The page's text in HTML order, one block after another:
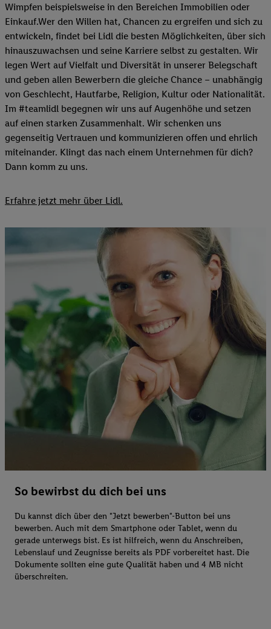
Wimpfen beispielsweise in den Bereichen Immobilien oder
Einkauf.Wer den Willen hat, Chancen zu ergreifen und sich zu
entwickeln, findet bei Lidl die besten Möglichkeiten, über sich
hinauszuwachsen und seine Karriere selbst zu gestalten. Wir
legen Wert auf Vielfalt und Diversität in unserer Belegschaft
und geben allen Bewerbern die gleiche Chance – unabhängig
von Geschlecht, Hautfarbe, Religion, Kultur oder Nationalität.
Im #teamlidl begegnen wir uns auf Augenhöhe und setzen
auf einen starken Zusammenhalt. Wir schenken uns
gegenseitig Vertrauen und kommunizieren offen und ehrlich
miteinander. Klingt das nach einem Unternehmen für dich?
Dann komm zu uns.​
Erfahre jetzt mehr über Lidl.
So bewirbst du dich bei uns
Du kannst dich über den "Jetzt bewerben"-Button bei uns
bewerben. Auch mit dem Smartphone oder Tablet, wenn du
gerade unterwegs bist. Es ist hilfreich, wenn du Anschreiben,
Lebenslauf und Zeugnisse bereits als PDF vorbereitet hast. Die
Dokumente sollten eine gute Qualität haben und 4 MB nicht
überschreiten.